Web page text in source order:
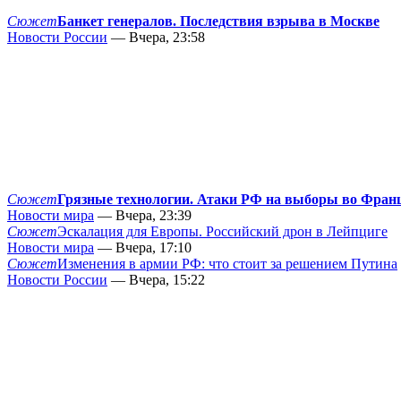
СюжетБанкет генералов. Последствия взрыва в Москве
Новости России — Вчера, 23:58
СюжетГрязные технологии. Атаки РФ на выборы во
Новости мира — Вчера, 23:39
СюжетЭскалация для Европы. Российский дрон в Лейпциге
Новости мира — Вчера, 17:10
СюжетИзменения в армии РФ: что стоит за решением Путина
Новости России — Вчера, 15:22